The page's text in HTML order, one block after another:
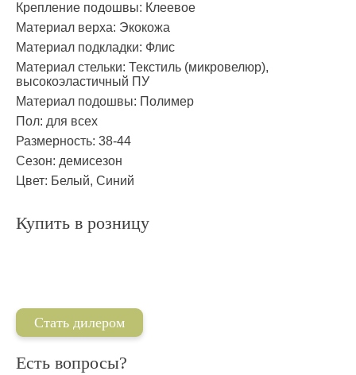
Крепление подошвы: Клеевое
Материал верха: Экокожа
Материал подкладки: Флис
Материал стельки: Текстиль (микровелюр),
высокоэластичный ПУ
Материал подошвы: Полимер
Пол: для всех
Размерность: 38-44
Сезон: демисезон
Цвет: Белый, Синий
Купить в розницу
Стать дилером
Есть вопросы?